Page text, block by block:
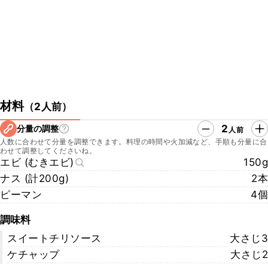
材料（2人前）
分量の調整 2 人前
人数に合わせて分量を調整できます。料理の時間や火加減など、手順も分量に合
わせて調整してくださいね。
エビ (むきエビ)
150g
ナス (計200g)
2本
ピーマン
4個
調味料
スイートチリソース
大さじ3
ケチャップ
大さじ2